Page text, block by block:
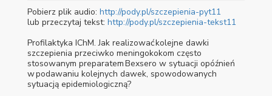
Pobierz plik audio: http://pody.pl/szczepienia-pyt11
lub przeczytaj tekst: http://pody.pl/szczepienia-tekst11
Profilaktyka IChM. Jak realizować kolejne dawki
szczepienia przeciwko meningokokom często
stosowanym preparatem Bexsero w sytuacji opóźnień
w podawaniu kolejnych dawek, spowodowanych
sytuacją epidemiologiczną?